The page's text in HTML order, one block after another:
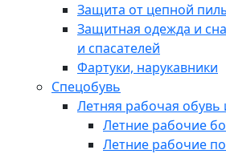
Защита от цепной
Защитная одежда и
и спасателей
Фартуки, нарукавники
Спецобувь
Летняя рабочая обувь
Летние рабочие
Летние рабочие